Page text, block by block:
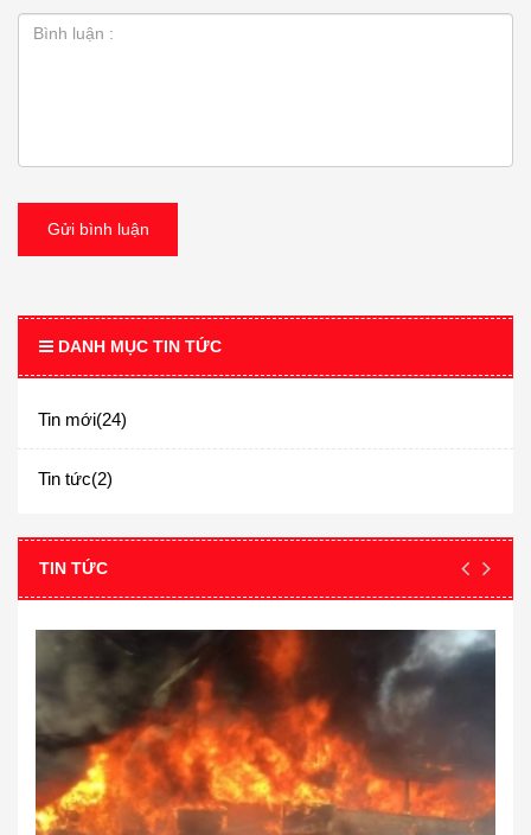
DANH MỤC TIN TỨC
Tin mới(24)
Tin tức(2)
TIN TỨC
Gửi bình luận